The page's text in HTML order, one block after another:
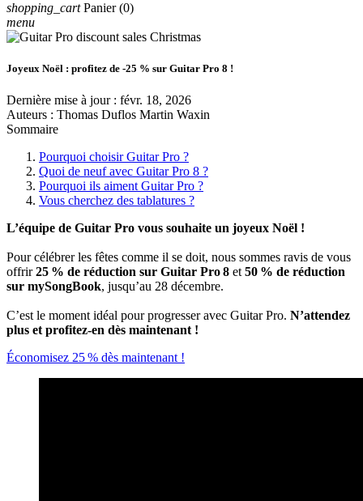
shopping_cart Panier (0)
menu
Joyeux Noël : profitez de -25 % sur Guitar Pro 8 !
Dernière mise à jour : févr. 18, 2026
Auteurs : Thomas Duflos Martin Waxin
Sommaire
Pourquoi choisir Guitar Pro ?
Quoi de neuf avec Guitar Pro 8 ?
Pourquoi ils aiment Guitar Pro ?
Vous cherchez des tablatures ?
L’équipe de Guitar Pro vous souhaite un joyeux Noël !
Pour célébrer les fêtes comme il se doit, nous sommes ravis de vous
offrir25 % de réduction sur Guitar Pro 8 et 50 % de réduction
sur mySongBook, jusqu’au 28 décembre.
C’est le moment idéal pour progresser avec Guitar Pro. N’attendez
plus et profitez-en dès maintenant !
Économisez 25 % dès maintenant !